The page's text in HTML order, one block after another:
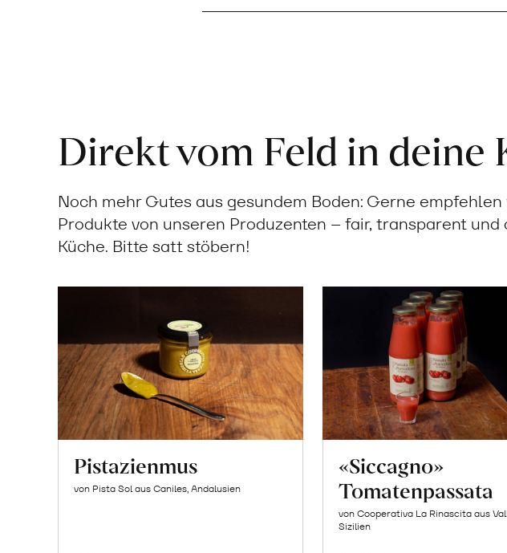
Direkt vom Feld in deine
Noch mehr Gutes aus gesundem Boden: Gerne
Produkte von unseren Produzenten – fair, transparent und
Küche. Bitte satt stöbern!
Pistazienmus
von Pista Sol aus Caniles, Andalusien
«Siccagno»
Tomatenpassata
von Cooperativa La Rinascita aus
Sizilien